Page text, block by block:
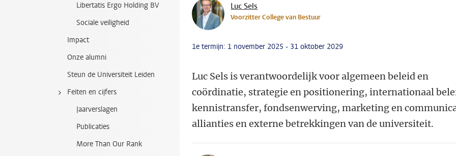
Libertatis Ergo Holding BV
Sociale veiligheid
Impact
Onze alumni
Steun de Universiteit Leiden
Feiten en cijfers
Jaarverslagen
Publicaties
More Than Our Rank
Luc Sels
Voorzitter College van Bestuur
1e termijn: 1 november 2025 - 31 oktober 2029
Luc Sels is verantwoordelijk vooralgemeen beleid en
coördinatie, strategie en positionering, internationaal
kennistransfer, fondsenwerving, marketing en
allianties en externe betrekkingen van de universiteit.